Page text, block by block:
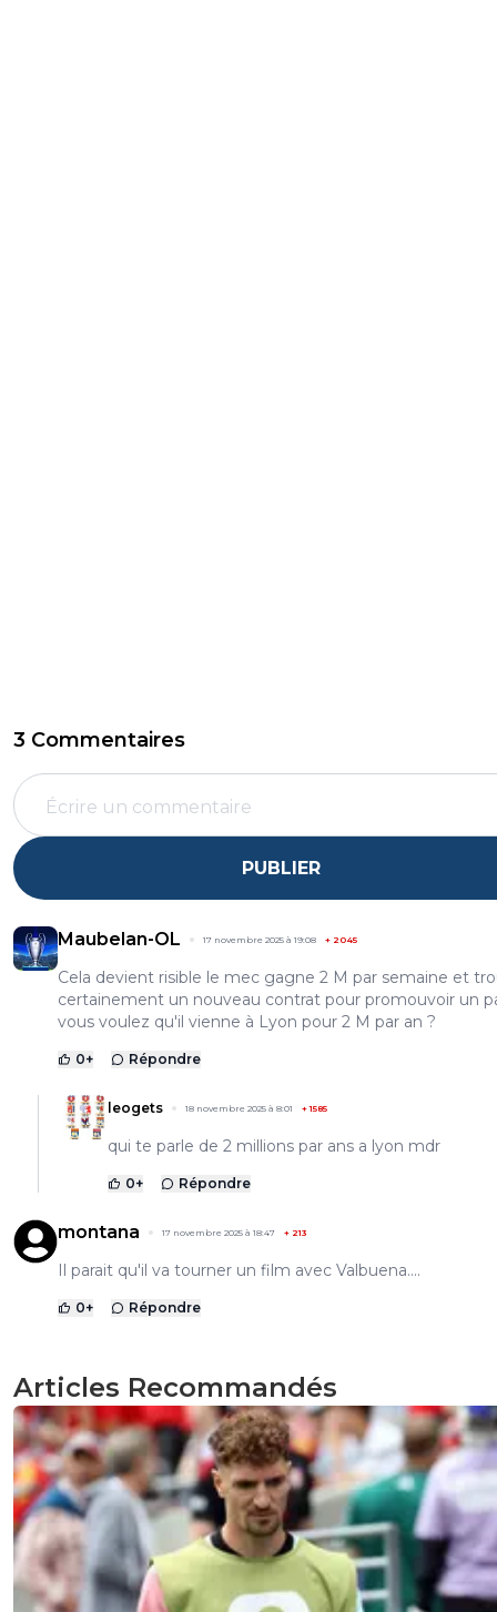
3 Commentaires
PUBLIER
Maubelan-OL 17 novembre 2025 à 19:08 + 2045
Cela devient risible le mec gagne 2 M par semaine et
certainement un nouveau contrat pour promouvoir un
vous voulez qu'il vienne à Lyon pour 2 M par an ?
0+ Répondre
leogets 18 novembre 2025 à 8:01 +1585
qui te parle de 2 millions par ans a lyon mdr
0+ Répondre
montana 17 novembre 2025 à 18:47 + 213
Il parait qu'il va tourner un film avec Valbuena....
0+ Répondre
Articles Recommandés